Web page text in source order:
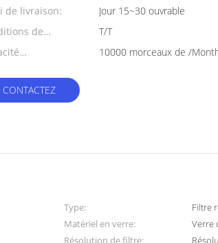
de livraison:
Jour 15~30 ouvrable
de
T/T
10000 morceaux de /
CONTACTEZ
Type:
Filtre
Matériel en verre:
Verre
Résolution de filtre: